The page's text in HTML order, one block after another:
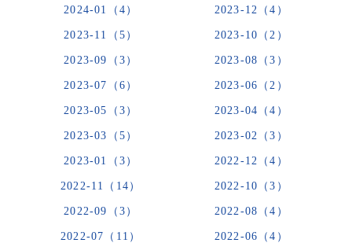
2024-01（4） 2023-12（4）
2023-11（5） 2023-10（2）
2023-09（3） 2023-08（3）
2023-07（6） 2023-06（2）
2023-05（3） 2023-04（4）
2023-03（5） 2023-02（3）
2023-01（3） 2022-12（4）
2022-11（14） 2022-10（3）
2022-09（3） 2022-08（4）
2022-07（11） 2022-06（4）